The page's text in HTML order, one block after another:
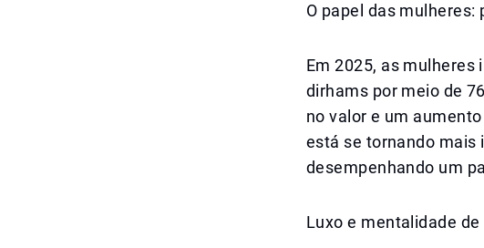
O papel das
Em 2025, as
dirhams por meio de
no valor e um
está se tornando mais
desempenhando um
Luxo e mentalidade